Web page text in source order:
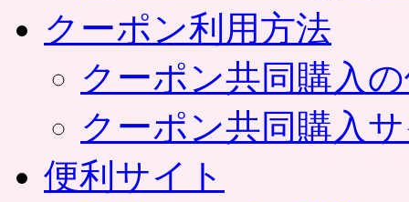
クーポン利用方法
クーポン共同購入
クーポン共同購入
便利サイト